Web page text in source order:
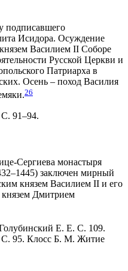
подписавшего
Исидора. Осуждение
Василием II Соборе
Русской Церкви и
Патриарха в
Осень – поход Василия
26
91–94.
Сергиева монастыря
заключен мирный
князем Василием II и его
Дмитрием
Е. Е. С. 109.
С. 95. Клосс Б. М. Житие